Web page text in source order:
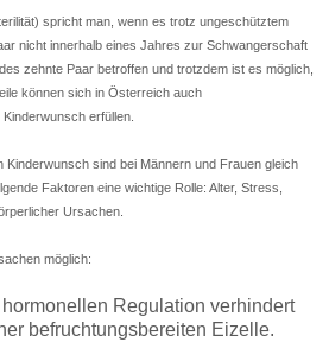
spricht man, wenn es trotz ungeschütztem
nicht innerhalb eines Jahres zur Schwangerschaft
zehnte Paar betroffen und trotzdem ist es möglich,
können sich in Österreich auch
erfüllen.
Kinderwunsch sind bei Männern und Frauen gleich
Faktoren eine wichtige Rolle: Alter, Stress,
Ursachen.
möglich:
Regulation verhindert
befruchtungsbereiten Eizelle.